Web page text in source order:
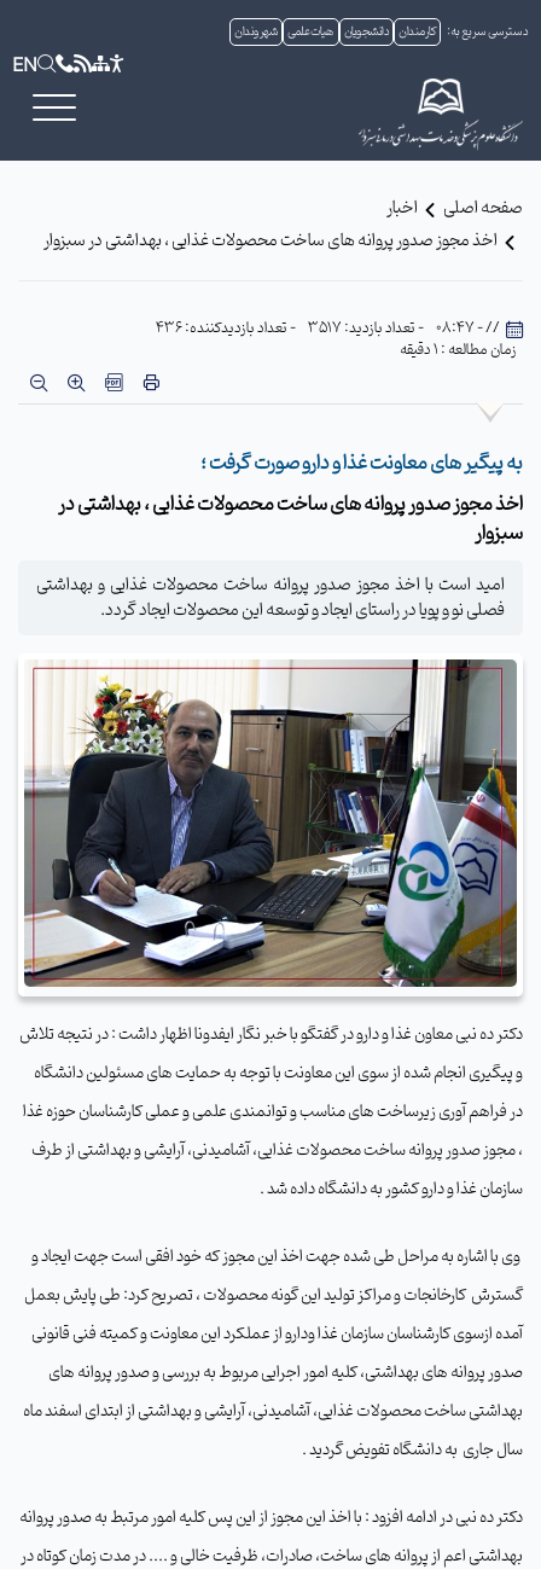
دسترسی سریع به: کارمندان دانشجویان هیات علمی شهروندان
EN
صفحه اصلی
اخبار
اخذ مجوز صدور پروانه های ساخت محصولات غذایی ، بهداشتی در سبزوار
// - 08:47 - تعداد بازدید: 3517
- تعداد بازدیدکننده: 436
زمان مطالعه : 1 دقیقه
به پیگیر های معاونت غذا و دارو صورت گرفت ؛
اخذ مجوز صدور پروانه های ساخت محصولات غذایی ، بهداشتی در
سبزوار
امید است با اخذ مجوز صدور پروانه ساخت محصولات غذایی و بهداشتی
فصلی نو و پویا در راستای ایجاد و توسعه این محصولات ایجاد گردد.
دکتر ده نبی معاون غذا و دارو در گفتگو با خبر نگار ایفدونا اظهار داشت : در نتیجه تلاش
و پیگیری انجام شده از سوی این معاونت با توجه به حمایت های مسئولین دانشگاه
در فراهم آوری زیرساخت های مناسب و توانمندی علمی و عملی کارشناسان حوزه غذا
، مجوز صدور پروانه ساخت محصولات غذایی، آشامیدنی، آرایشی و بهداشتی از طرف
سازمان غذا و دارو کشور به دانشگاه داده شد .
وی با اشاره به مراحل طی شده جهت اخذ این مجوز که خود افقی است جهت ایجاد و
گسترش کارخانجات و مراکز تولید این گونه محصولات ، تصریح کرد: طی پایش بعمل
آمده ازسوی کارشناسان سازمان غذا ودارو از عملکرد این معاونت و کمیته فنی قانونی
صدور پروانه های بهداشتی، کلیه امور اجرایی مربوط به بررسی و صدور پروانه های
بهداشتی ساخت محصولات غذایی، آشامیدنی، آرایشی و بهداشتی از ابتدای اسفند ماه
سال جاری به دانشگاه تفویض گردید .
دکتر ده نبی در ادامه افزود : با اخذ این مجوز از این پس کلیه امور مرتبط به صدور پروانه
بهداشتی اعم از پروانه های ساخت، صادرات، ظرفیت خالی و .... در مدت زمان کوتاه در